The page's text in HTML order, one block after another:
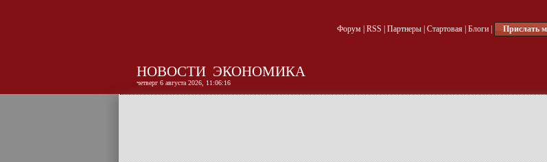
Форум| RSS Партнеры| Стартовая| Блоги| Прислать
НОВОСТИ ЭКОНОМИКА
четверг 6 августа 2026, 11:06:17